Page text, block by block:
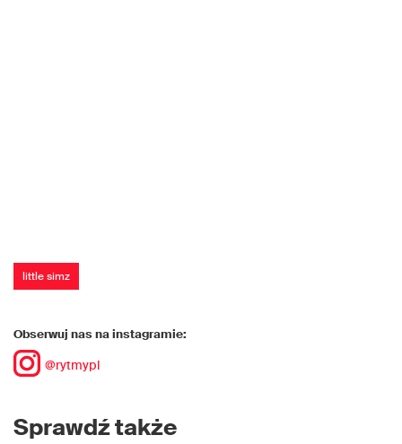
little simz
Obserwuj nas na instagramie:
@rytmypl
Sprawdź także